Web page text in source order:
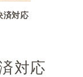
済対応
対応